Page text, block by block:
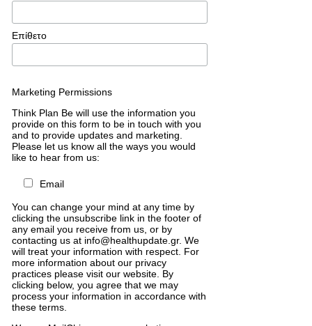
Επίθετο
Marketing Permissions
Think Plan Be will use the information you
provide on this form to be in touch with you
and to provide updates and marketing.
Please let us know all the ways you would
like to hear from us:
Email
You can change your mind at any time by
clicking the unsubscribe link in the footer of
any email you receive from us, or by
contacting us at info@healthupdate.gr. We
will treat your information with respect. For
more information about our privacy
practices please visit our website. By
clicking below, you agree that we may
process your information in accordance with
these terms.